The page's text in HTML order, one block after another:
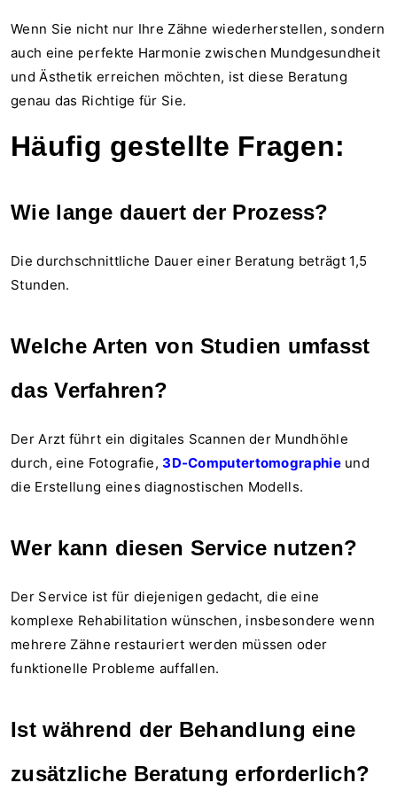
Wenn Sie nicht nur Ihre Zähne wiederherstellen, sondern
auch eine perfekte Harmonie zwischen Mundgesundheit
und Ästhetik erreichen möchten, ist diese Beratung
genau das Richtige für Sie.
Häufig gestellte Fragen:
Wie lange dauert der Prozess?
Die durchschnittliche Dauer einer Beratung beträgt 1,5
Stunden.
Welche Arten von Studien umfasst
das Verfahren?
Der Arzt führt ein digitales Scannen der Mundhöhle
durch, eine Fotografie,3D-Computertomographieund
die Erstellung eines diagnostischen Modells.
Wer kann diesen Service nutzen?
Der Service ist für diejenigen gedacht, die eine
komplexe Rehabilitation wünschen, insbesondere wenn
mehrere Zähne restauriert werden müssen oder
funktionelle Probleme auffallen.
Ist während der Behandlung eine
zusätzliche Beratung erforderlich?